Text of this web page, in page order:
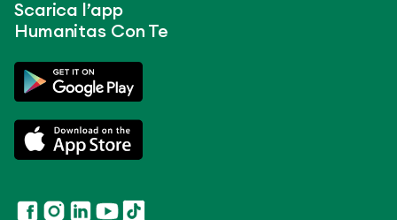
Scarica l’app
Humanitas Con Te